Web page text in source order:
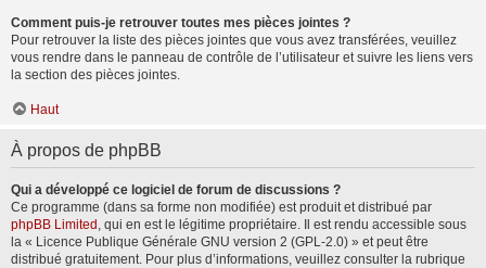
Comment puis-je retrouver toutes mes pièces jointes ?
Pour retrouver la liste des pièces jointes que vous avez transférées, veuillez
vous rendre dans le panneau de contrôle de l’utilisateur et suivre les liens vers
la section des pièces jointes.
Haut
À propos de phpBB
Qui a développé ce logiciel de forum de discussions ?
Ce programme (dans sa forme non modifiée) est produit et distribué par
phpBB Limited , qui en est le légitime propriétaire. Il est rendu accessible sous
la « Licence Publique Générale GNU version 2 (GPL-2.0) » et peut être
distribué gratuitement. Pour plus d’informations, veuillez consulter la rubrique